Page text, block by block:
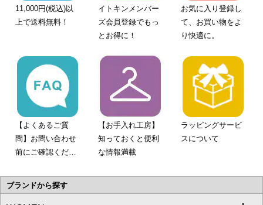
11,000円(税込)以
上で送料無料！
イトキンメンバー
ズ会員登録でもっ
とお得に！
お気に入り登録し
て、お買い物をよ
り快適に。
【よくあるご質
問】お問い合わせ
前にご確認くださ
【お手入れ工房】
知っておくと便利
な情報満載
ラッピングサービ
スについて
ブランドから探す